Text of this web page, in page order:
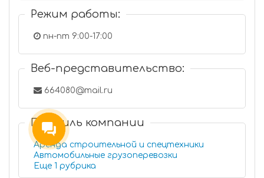
Режим работы:
пн-пт 9:00-17:00
Веб-представительство:
664080@mail.ru
Профиль компании
Аренда строительной и спецтехники
Автомобильные грузоперевозки
Еще 1 рубрика